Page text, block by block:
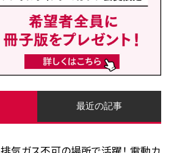
最近の記事